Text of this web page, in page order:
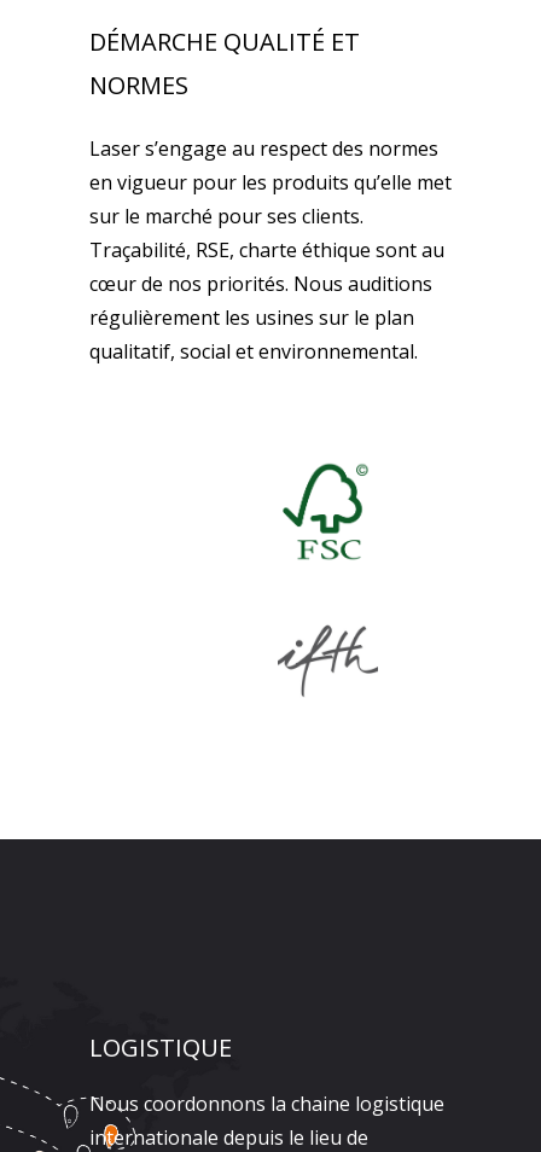
DÉMARCHE QUALITÉ ET
NORMES
Laser s’engage au respect des normes
en vigueur pour les produits qu’elle met
sur le marché pour ses clients.
Traçabilité, RSE, charte éthique sont au
cœur de nos priorités. Nous auditions
régulièrement les usines sur le plan
qualitatif, social et environnemental.
LOGISTIQUE
Nous coordonnons la chaine logistique
internationale depuis le lieu de